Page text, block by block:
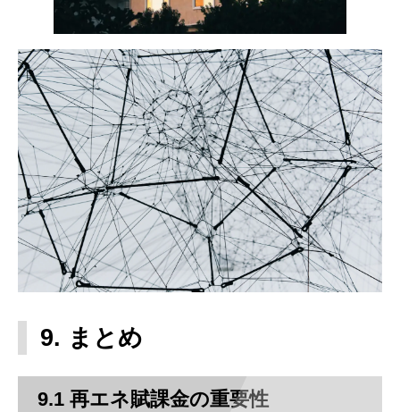
9. まとめ
9.1 再エネ賦課金の重要性